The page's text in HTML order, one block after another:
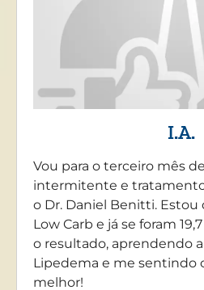
I.A.
Vou para o terceiro mês
intermitente e
o Dr. Daniel Benitti. Estou
Low Carb e já se foram
o resultado, aprendendo a
Lipedema e me sentindo
melhor!